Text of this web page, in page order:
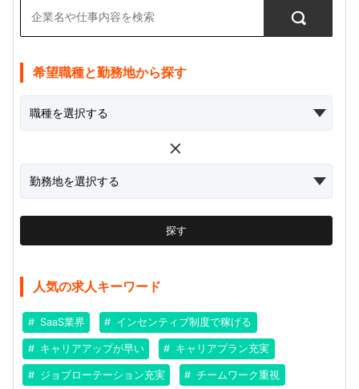
希望職種と勤務地から探す
探す
人気の求人キーワード
SaaS業界 インセンティブ制度で稼げる
キャリアアップが早い キャリアプラン充実
ジョブローテーション充実 チームワーク重視